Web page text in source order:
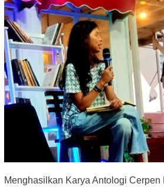
Menghasilkan Karya Antologi Cerpen